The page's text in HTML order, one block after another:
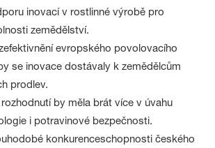
inovací v rostlinné výrobě pro
zemědělství.
evropského povolovacího
se inovace dostávaly k zemědělcům
prodlev.
by měla brát více v úvahu
i potravinové bezpečnosti.
konkurenceschopnosti českého